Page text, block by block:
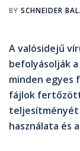
BY SCHNEIDER
A valósidejű
befolyásolják
minden egyes
fájlok
teljesítményét
használata és